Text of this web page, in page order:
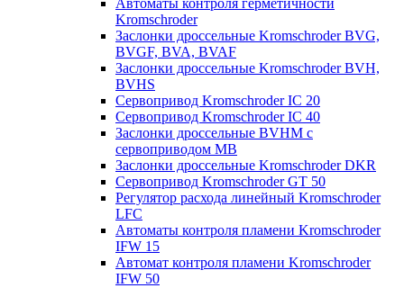
Автоматы контроля герметичности
Kromschroder
Заслонки дроссельные Kromschroder BVG,
BVGF, BVA, BVAF
Заслонки дроссельные Kromschroder BVH,
BVHS
Сервопривод Kromschroder IC 20
Сервопривод Kromschroder IC 40
Заслонки дроссельные BVHM с
сервоприводом МВ
Заслонки дроссельные Kromschroder DKR
Cервопривод Kromschroder GT 50
Регулятор расхода линейный Kromschroder
LFC
Автоматы контроля пламени Kromschroder
IFW 15
Автомат контроля пламени Kromschroder
IFW 50